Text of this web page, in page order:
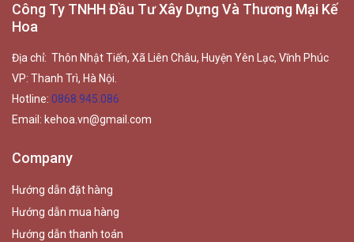
Công Ty TNHH Đầu Tư Xây Dựng Và Thương Mại Kế
Hoa
Địa chỉ: Thôn Nhật Tiến, Xã Liên Châu, Huyện Yên Lạc, Vĩnh Phúc
VP: Thanh Trì, Hà Nội.
Hotline: 0868.945.086
Email: kehoa.vn@gmail.com
Company
Hướng dẫn đặt hàng
Hướng dẫn mua hàng
Hướng dẫn thanh toán